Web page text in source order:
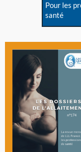
Pour les
santé